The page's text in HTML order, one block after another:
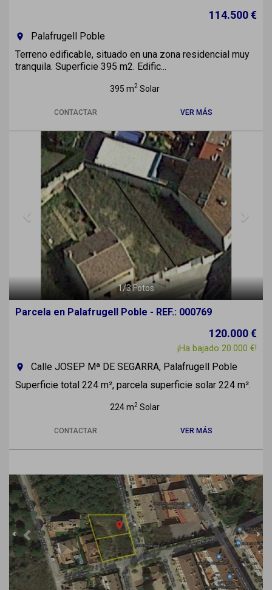
114.500 €
room
Palafrugell Poble
Terreno edificable, situado en una zona residencial muy
tranquila. Superficie 395 m2. Edific...
395 m2Solar
CONTACTAR VER MÁS
Previous
1/3Fotos
Parcela en Palafrugell Poble - REF.: 000769
120.000 €
¡Ha bajado 20.000 €!
room
Calle JOSEP Mª DE SEGARRA, Palafrugell Poble
Superficie total 224 m², parcela superficie solar 224 m².
224 m2Solar
CONTACTAR VER MÁS